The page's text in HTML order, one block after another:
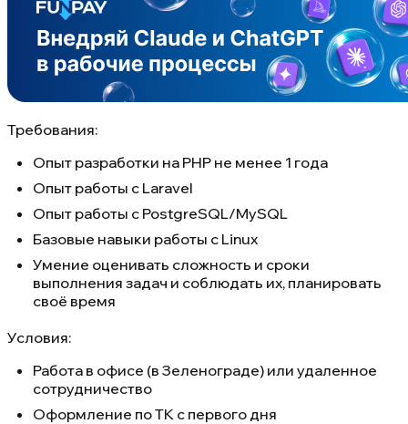
Требования:
Опыт разработки на PHP не менее 1 года
Опыт работы с Laravel
Опыт работы с PostgreSQL/MySQL
Базовые навыки работы с Linux
Умение оценивать сложность и сроки
выполнения задач и соблюдать их, планировать
своё время
Условия:
Работа в офисе (в Зеленограде) или удаленное
сотрудничество
Оформление по ТК с первого дня